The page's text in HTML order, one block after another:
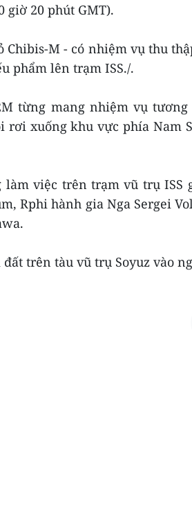
giờ 20 phút GMT).
Chibis-M - có nhiệm vụ thu
phẩm lên trạm ISS./.
từng mang nhiệm vụ
rơi xuống khu vực phía Nam
việc trên trạm vũ trụ ISS
Rphi hành gia Nga Sergei
trên tàu vũ trụ Soyuz vào